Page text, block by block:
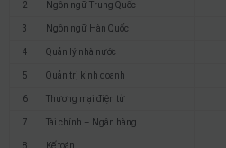
2 Ngôn ngữ Trung Quốc
3 Ngôn ngữ Hàn Quốc
4 Quản lý nhà nước
5 Quản trị kinh doanh
6 Thương mại điện tử
7 Tài chính – Ngân hàng
8 Kế toán